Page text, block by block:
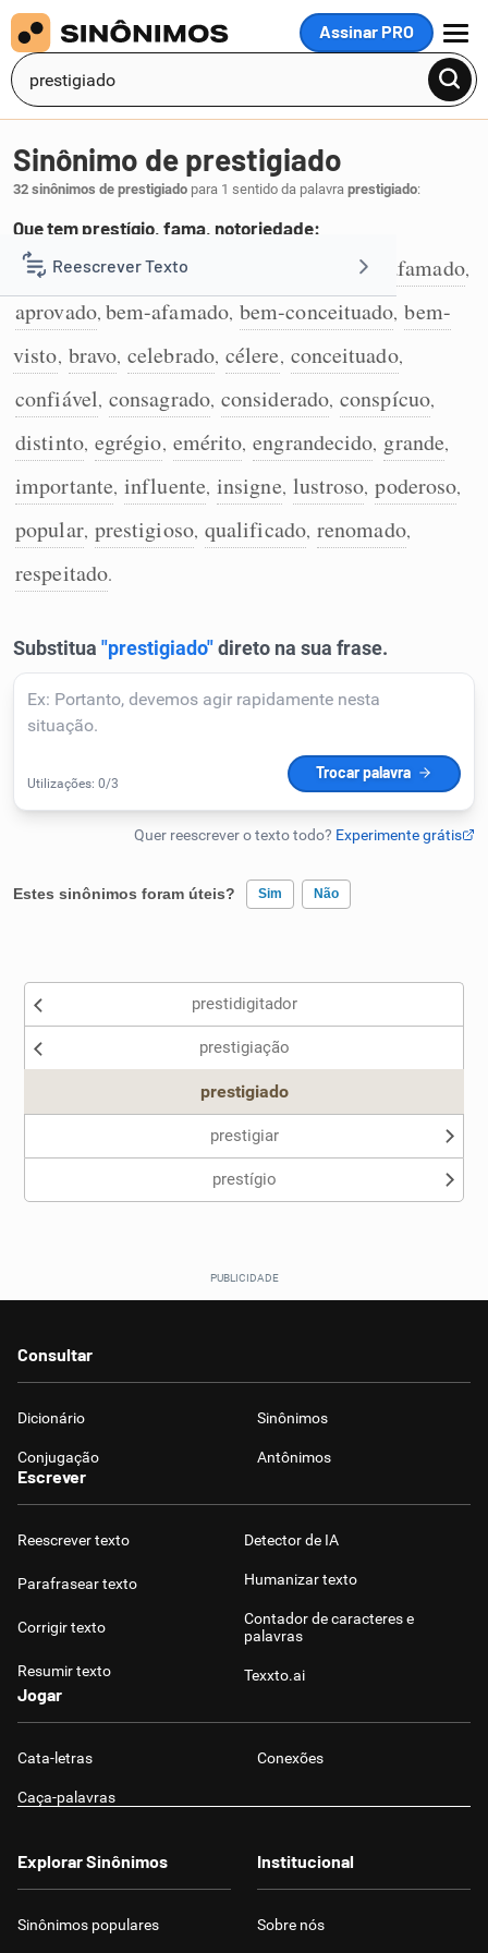
Assinar PRO
MENU
Reescrever Texto
Resumir Texto
Corrigir Texto
Detector de IA
Conexões
Sinônimo de prestigiado
32 sinônimos de prestigiado para 1 sentido da palavra prestigiado:
Que tem prestígio, fama, notoriedade:
1 famoso,ilustre, aclamado afamado,
aprovado, bem-afamado, bem-conceituado, bem-
visto, bravo, celebrado, célere, conceituado,
confiável, consagrado, considerado, conspícuo,
distinto, egrégio, emérito, engrandecido, grande,
importante, influente, insigne, lustroso, poderoso,
popular, prestigioso, qualificado, renomado,
respeitado.
Estes sinônimos foram úteis? Sim Não
Nenhum dos sinônimos apresentados me ajudou
prestidigitador
prestigiação
prestigiado
prestigiar
prestígio
Consultar
Dicionário Sinônimos
Conjugação Antônimos
Escrever
Reescrever texto
Parafrasear texto
Corrigir texto
Resumir texto
Detector de IA
Humanizar texto
Contador de caracteres e
palavras
Texxto.ai
Jogar
Cata-letras Conexões
Caça-palavras
Explorar Sinônimos
Sinônimos populares
Institucional
Sobre nós